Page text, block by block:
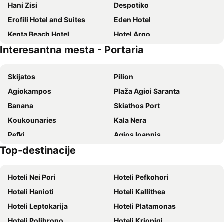
Hani Zisi
Despotiko
Erofili Hotel and Suites
Eden Hotel
Kenta Beach Hotel
Hotel Argo
Astromeria
Hotel Ainareti
Hotel Votsala
Alkistis Hotel
Mansion Theodora
Hotel Dryades and Spa
Hotel Sevilli
Hotel Anastasia
Filoxenia Hotel
Katia Hotel
Philippos Hotel
Valis Resort Hotel
Santikos Mansion
Makrinitsa Village
Hotel Electra
Tasia Mountain Hotel
Archontiko Samara
Thelxis
Figalia
Interesantna mesta - Portaria
Skijatos
Pilion
Agiokampos
Plaža Agioi Saranta
Banana
Skiathos Port
Κoukounaries
Kala Nera
Pefki
Agios Ioannis
Port of Volos
Alykes
Damouchari
Milopotamos
Velika
Achladies
Plaka
Top-destinacije
Hoteli Nei Pori
Hoteli Pefkohori
Hoteli Hanioti
Hoteli Kallithea
Hoteli Leptokarija
Hoteli Platamonas